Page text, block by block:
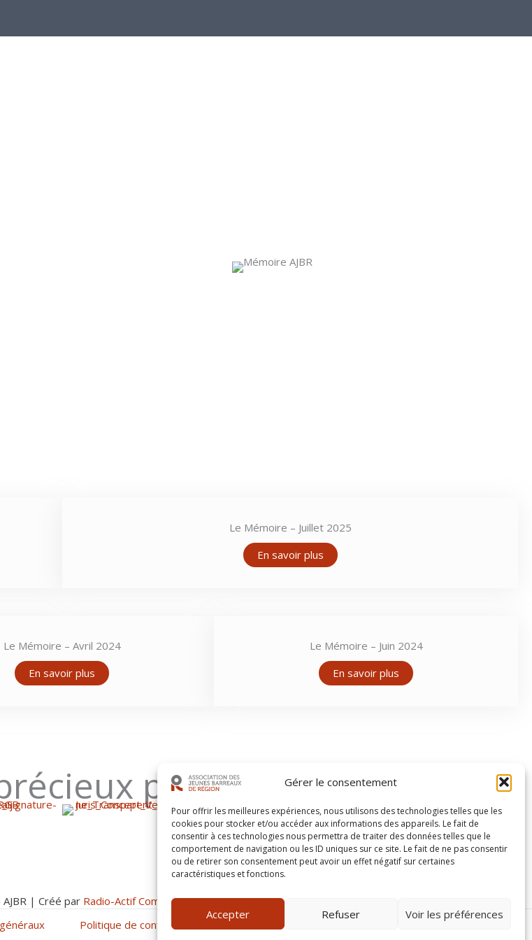
Gérer le consentement
Pour offrir les meilleures expériences, nous utilisons des technologies telles que les
cookies pour stocker et/ou accéder aux informations des appareils. Le fait de
consentir à ces technologies nous permettra de traiter des données telles que le
comportement de navigation ou les ID uniques sur ce site. Le fait de ne pas consentir
ou de retirer son consentement peut avoir un effet négatif sur certaines
caractéristiques et fonctions.
Accepter Refuser Voir les préférences
Le Mémoire – Juillet 2025
En savoir plus
Le Mémoire – Avril 2024
En savoir plus
Le Mémoire – Juin 2024
En savoir plus
partenaires
| Créé par Radio-Actif Communication
Politique de confidentialité